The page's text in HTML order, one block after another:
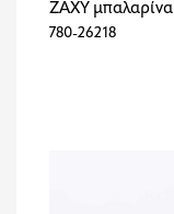
ZAXY μπαλαρίνα
780-26218